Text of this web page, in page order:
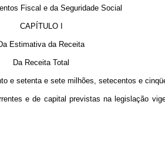
Fiscal e da Seguridade Social
CAPÍTULO I
Estimativa da Receita
Da Receita Total
e setenta e sete milhões, setecentos e
e de capital previstas na legislação